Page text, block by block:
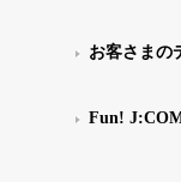
お客さまの
Fun!